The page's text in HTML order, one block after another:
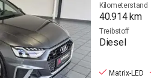
Kilometerstand
40.914km
Treibstoff
Diesel
Matrix-LED